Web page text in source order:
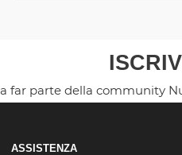
far parte della community
ASSISTENZA